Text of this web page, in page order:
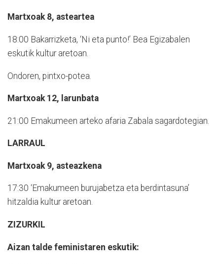
Martxoak 8, asteartea
18:00 Bakarrizketa, ‘Ni eta punto!’ Bea Egizabalen
eskutik kultur aretoan.
Ondoren, pintxo-potea.
Martxoak 12, larunbata
21:00 Emakumeen arteko afaria Zabala sagardotegian.
LARRAUL
Martxoak 9, asteazkena
17:30 ‘Emakumeen burujabetza eta berdintasuna’
hitzaldia kultur aretoan.
ZIZURKIL
Aizan talde feministaren eskutik: